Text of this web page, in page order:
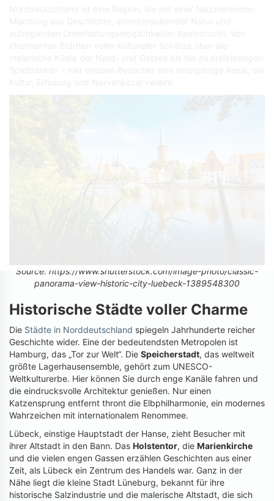
Source: https://www.shutterstock.com/image-photo/classic-
panorama-view-historic-city-luebeck-1389548300
Historische Städte voller Charme
Die Städte in Norddeutschland spiegeln Jahrhunderte reicher
Geschichte wider. Eine der bedeutendsten Metropolen ist
Hamburg, das „Tor zur Welt“. Die Speicherstadt, das weltweit
größte Lagerhausensemble, gehört zum UNESCO-
Weltkulturerbe. Hier können Sie durch enge Kanäle fahren und
die eindrucksvolle Architektur genießen. Nur einen
Katzensprung entfernt thront die Elbphilharmonie, ein modernes
Wahrzeichen mit internationalem Renommee.
Lübeck, einstige Hauptstadt der Hanse, zieht Besucher mit
ihrer Altstadt in den Bann. Das Holstentor, die Marienkirche
und die vielen engen Gassen erzählen Geschichten aus einer
Zeit, als Lübeck ein Zentrum des Handels war. Ganz in der
Nähe liegt die kleine Stadt Lüneburg, bekannt für ihre
historische Salzindustrie und die malerische Altstadt, die sich